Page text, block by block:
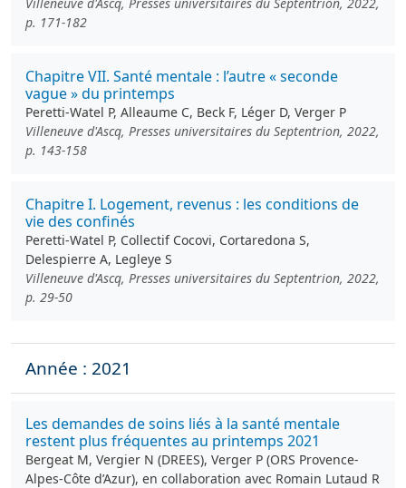
p. 171-182
Chapitre VII. Santé mentale : l’autre « seconde
vague » du printemps
Peretti-Watel P, Alleaume C, Beck F, Léger D, Verger P
Villeneuve d'Ascq, Presses universitaires du Septentrion, 2022,
p. 143-158
Chapitre I. Logement, revenus : les conditions de
vie des confinés
Peretti-Watel P, Collectif Cocovi, Cortaredona S,
Delespierre A, Legleye S
Villeneuve d'Ascq, Presses universitaires du Septentrion, 2022,
p. 29-50
Année : 2021
Les demandes de soins liés à la santé mentale
restent plus fréquentes au printemps 2021
Bergeat M, Vergier N (DREES), Verger P (ORS Provence-
Alpes-Côte d’Azur), en collaboration avec Romain Lutaud R